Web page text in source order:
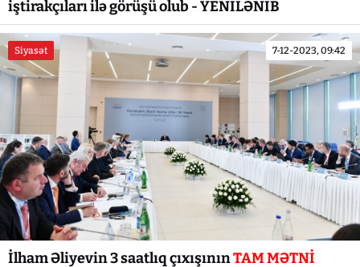
iştirakçıları ilə görüşü olub - YENİLƏNİB
Siyasət 7-12-2023, 09:42
İlham Əliyevin 3 saatlıq çıxışınınTAM MƏTNİ